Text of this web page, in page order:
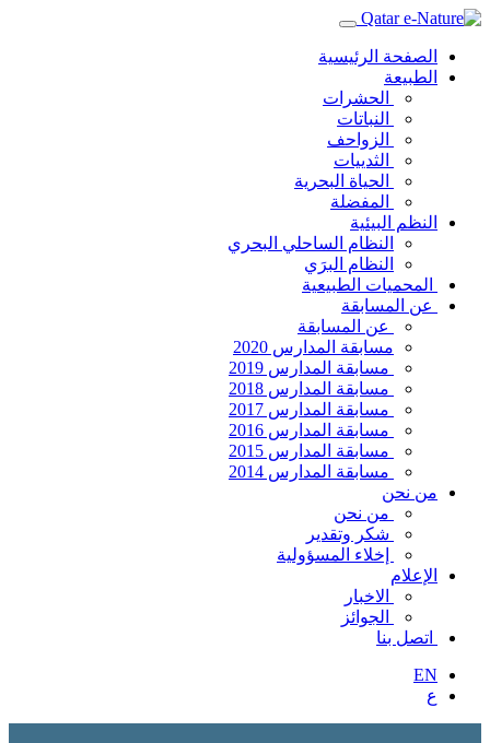
الصفحة الرئيسية
الطبيعة
الحشرات
النباتات
الزواحف
الثدييات
الحياة البحرية
المفضلة
النظم البيئية
النظام الساحلي البحري
النظام البرَي
المحميات الطبيعية
عن المسابقة
عن المسابقة
مسابقة المدارس 2020
مسابقة المدارس 2019
مسابقة المدارس 2018
مسابقة المدارس 2017
مسابقة المدارس 2016
مسابقة المدارس 2015
مسابقة المدارس 2014
من نحن
من نحن
شكر وتقدير
إخلاء المسؤولية
الإعلام
الاخبار
الجوائز
اتصل بنا
EN
ع